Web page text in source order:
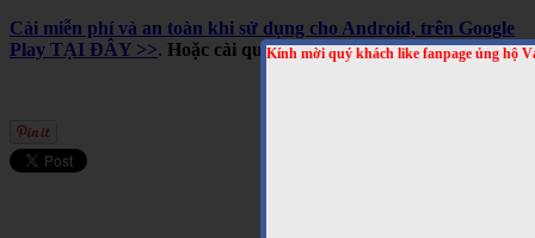
Kính mời quý khách like fanpage ủng hộ
Cài miễn phí và an toàn khi sử dụng cho Android, trên Google
Play TẠI ĐÂY >>. Hoặc cài qua mã QRCODE sau